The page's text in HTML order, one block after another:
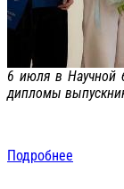
6 июля в Научной
дипломы
Подробнее